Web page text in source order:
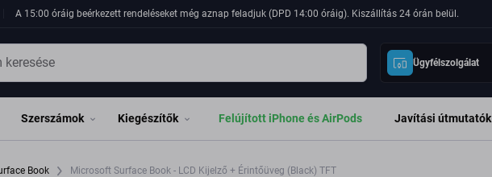
A 15:00 óráig beérkezett rendeléseket még aznap feladjuk (DPD 14:00 óráig). Kiszállítás 24 órán belül.
Ügyfélszolgálat
Szerszámok Kiegészítők Felújított iPhone és AirPods Javítási útmutatók
Book Microsoft Surface Book - LCD Kijelző + Érintőüveg (Black) TFT